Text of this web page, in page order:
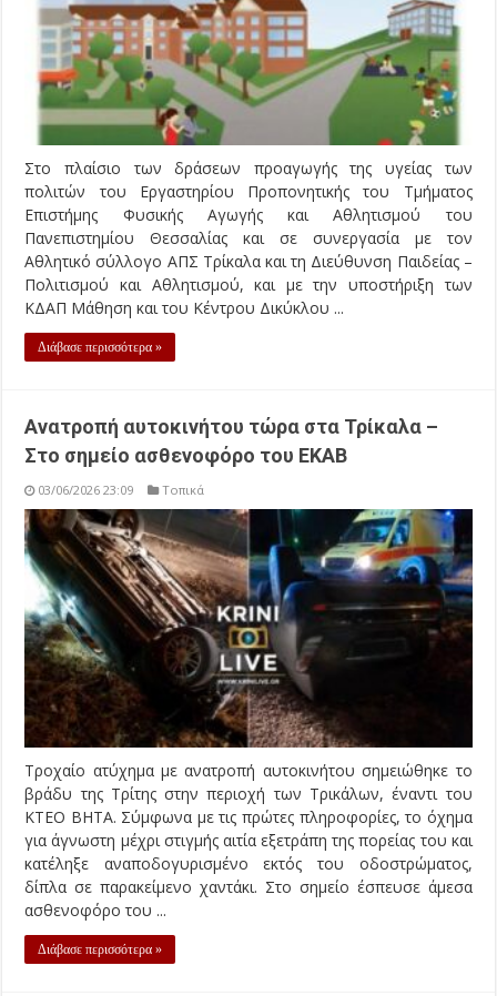
Στο πλαίσιο των δράσεων προαγωγής της υγείας των
πολιτών του Εργαστηρίου Προπονητικής του Τμήματος
Επιστήμης Φυσικής Αγωγής και Αθλητισμού του
Πανεπιστημίου Θεσσαλίας και σε συνεργασία με τον
Αθλητικό σύλλογο ΑΠΣ Τρίκαλα και τη Διεύθυνση Παιδείας –
Πολιτισμού και Αθλητισμού, και με την υποστήριξη των
ΚΔΑΠ Μάθηση και του Κέντρου Δικύκλου ...
Διάβασε περισσότερα »
Ανατροπή αυτοκινήτου τώρα στα Τρίκαλα –
Στο σημείο ασθενοφόρο του ΕΚΑΒ
03/06/2026 23:09 Τοπικά
Τροχαίο ατύχημα με ανατροπή αυτοκινήτου σημειώθηκε το
βράδυ της Τρίτης στην περιοχή των Τρικάλων, έναντι του
ΚΤΕΟ ΒΗΤΑ. Σύμφωνα με τις πρώτες πληροφορίες, το όχημα
για άγνωστη μέχρι στιγμής αιτία εξετράπη της πορείας του και
κατέληξε αναποδογυρισμένο εκτός του οδοστρώματος,
δίπλα σε παρακείμενο χαντάκι. Στο σημείο έσπευσε άμεσα
ασθενοφόρο του ...
Διάβασε περισσότερα »